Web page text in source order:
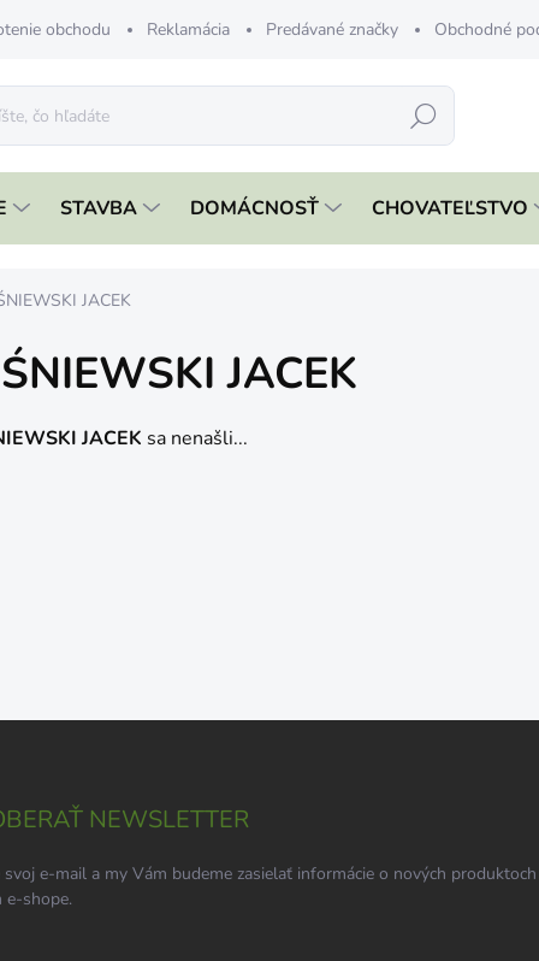
obchodu Reklamácia Predávané značky Obchodné
Hľadať
STAVBA DOMÁCNOSŤ CHOVATEĽSTVO
JACEK
JACEK
JACEK sa nenašli...
NEWSLETTER
e-mail a my Vám budeme zasielať informácie o nových
e-shope.